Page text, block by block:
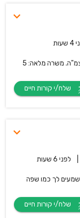
תיקון ותחזוקה (מונעת/שבר) בבמות הרמה וכלי צמ"ה. משרה מלאה: 5
לפני 6 שעות
לך כמו שפה